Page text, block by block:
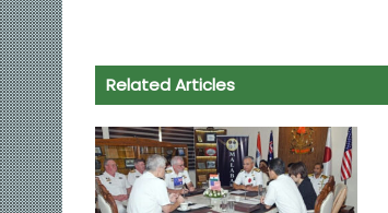
o
o
k
A
p
p
e
r
a
m
n
k
Related Articles